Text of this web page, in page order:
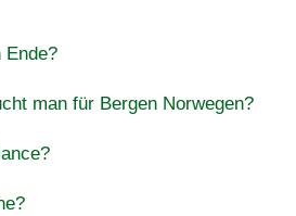
Ende?
man für Bergen Norwegen?